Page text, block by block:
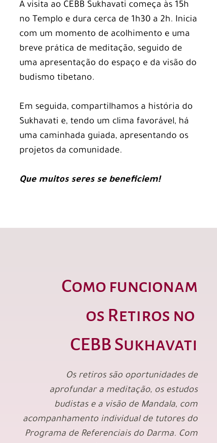
A visita ao CEBB Sukhavati começa às 15h
no Templo e dura cerca de 1h30 a 2h. Inicia
com um momento de acolhimento e uma
breve prática de meditação, seguido de
uma apresentação do espaço e da visão do
budismo tibetano.
Em seguida, compartilhamos a história do
Sukhavati e, tendo um clima favorável, há
uma caminhada guiada, apresentando os
projetos da comunidade.
Que muitos seres se beneficiem!
Como funcionam
os Retiros no
CEBB Sukhavati
Os retiros são oportunidades de
aprofundar a meditação, os estudos
budistas e a visão de Mandala, com
acompanhamento individual de tutores do
Programa de Referenciais do Darma. Com